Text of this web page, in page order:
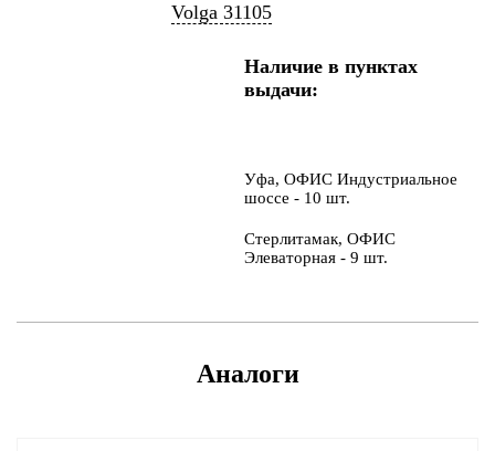
Volga 31105
Наличие в пунктах
выдачи:
Уфа, ОФИС Индустриальное
шоссе - 10 шт.
Стерлитамак, ОФИС
Элеваторная - 9 шт.
Аналоги